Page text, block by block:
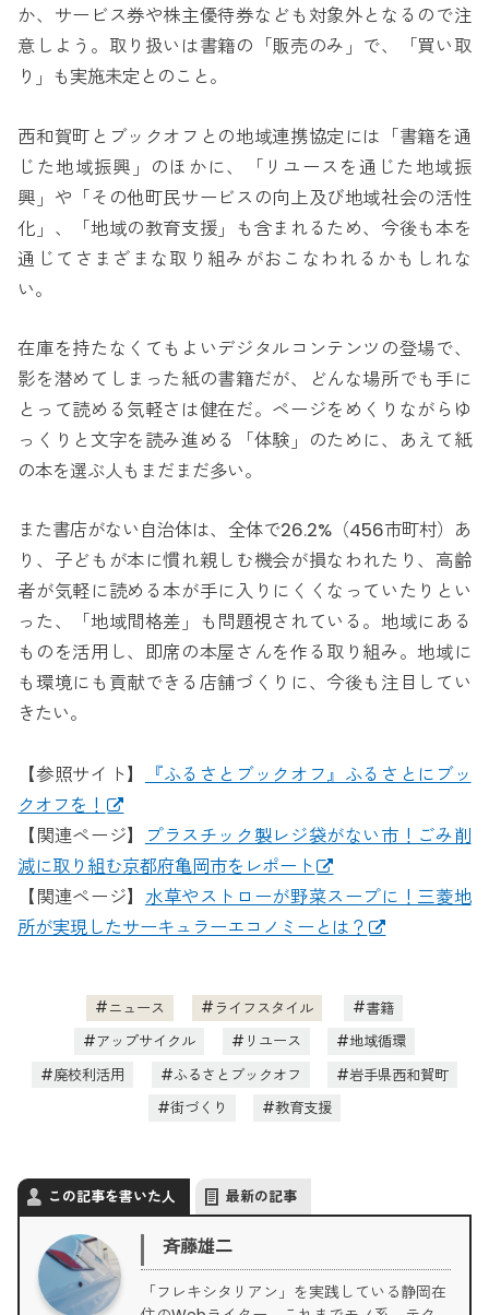
か、サービス券や株主優待券なども対象外となるので注
意しよう。取り扱いは書籍の「販売のみ」で、「買い取
り」も実施未定とのこと。
西和賀町とブックオフとの地域連携協定には「書籍を通
じた地域振興」のほかに、「リユースを通じた地域振
興」や「その他町民サービスの向上及び地域社会の活性
化」、「地域の教育支援」も含まれるため、今後も本を
通じてさまざまな取り組みがおこなわれるかもしれな
い。
在庫を持たなくてもよいデジタルコンテンツの登場で、
影を潜めてしまった紙の書籍だが、どんな場所でも手に
とって読める気軽さは健在だ。ページをめくりながらゆ
っくりと文字を読み進める「体験」のために、あえて紙
の本を選ぶ人もまだまだ多い。
また書店がない自治体は、全体で26.2%（456市町村）あ
り、子どもが本に慣れ親しむ機会が損なわれたり、高齢
者が気軽に読める本が手に入りにくくなっていたりとい
った、「地域間格差」も問題視されている。地域にある
ものを活用し、即席の本屋さんを作る取り組み。地域に
も環境にも貢献できる店舗づくりに、今後も注目してい
きたい。
【参照サイト】
『ふるさとブックオフ』ふるさとにブッ
クオフを！
【関連ページ】
プラスチック製レジ袋がない市！ごみ削
減に取り組む京都府亀岡市をレポート
【関連ページ】 水草やストローが野菜スープに！三菱地
所が実現したサーキュラーエコノミーとは？
ニュース ライフスタイル
書籍
アップサイクル
リユース
地域循環
廃校利活用
ふるさとブックオフ
岩手県西和賀町
街づくり
教育支援
この記事を書いた人 最新の記事
斉藤雄二
「フレキシタリアン」を実践している静岡在